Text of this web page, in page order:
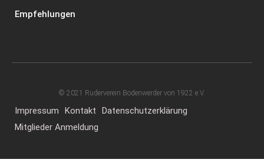
Empfehlungen
© 2021 Ruderverein Bodenwerder von 1922 e.V.
Impressum Kontakt
Datenschutzerklärung
Mitglieder Anmeldung